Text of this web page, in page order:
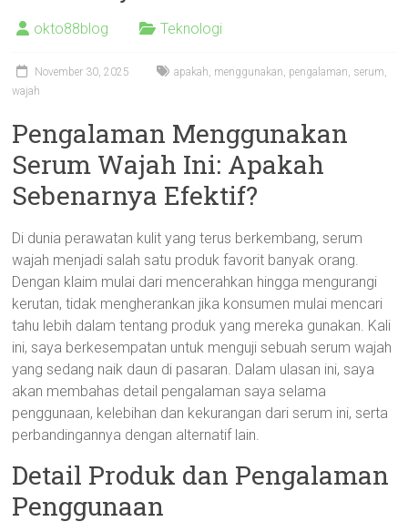
your
most
love
with
bucket
flowers
sayang,
Gifts
bucket
bunga
okto88blog Teknologi
November 30, 2025 apakah menggunakan pengalaman serum
wajah
Pengalaman Menggunakan
Serum Wajah Ini: Apakah
Sebenarnya Efektif?
Di dunia perawatan kulit yang terus berkembang, serum
wajah menjadi salah satu produk favorit banyak orang.
Dengan klaim mulai dari mencerahkan hingga mengurangi
kerutan, tidak mengherankan jika konsumen mulai mencari
tahu lebih dalam tentang produk yang mereka gunakan. Kali
ini, saya berkesempatan untuk menguji sebuah serum wajah
yang sedang naik daun di pasaran. Dalam ulasan ini, saya
akan membahas detail pengalaman saya selama
penggunaan, kelebihan dan kekurangan dari serum ini, serta
perbandingannya dengan alternatif lain.
Detail Produk dan Pengalaman
Penggunaan